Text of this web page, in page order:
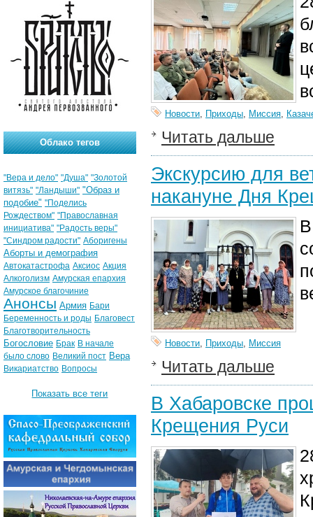
Новости, Приходы, Миссия,
Читать дальше
Экскурсию для
накануне Дня
Новости, Приходы, Миссия
Читать дальше
В Хабаровске
Крещения Руси
Облако тегов
"Вера и дело" "Душа" "Золотой
витязь" "Ландыши" "Образ и
подобие" "Поделись
Рождеством" "Православная
инициатива" "Радость веры"
"Синдром радости" Аборигены
Аборты и демография
Автокатастрофа Аксиос Акция
Алкоголизм Амурская епархия
Амурское благочиние
Анонсы Армия Бари
Беременность и роды Благовест
Благотворительность
Богословие Брак В начале
было слово Великий пост Вера
Викариатство Вопросы
Показать все теги